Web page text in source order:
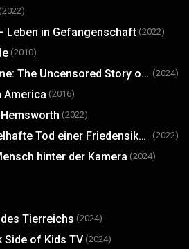
(2022)
Leben in Gefangenschaft (2022)
(2010)
Nothin’ But a Good Time: The Uncensored Story of ’80s Hair Metal (2024)
America (2016)
(2022)
Petra Kelly – Der rätselhafte Tod einer Friedensikone (2022)
hinter der Kamera (2024)
Tierreichs (2024)
Side of Kids TV (2024)